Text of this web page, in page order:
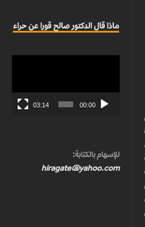
ماذا قال الدكتور صالح قورا عن حراء
00:00
03:14
للإسهام بالكتابة:
hiragate@yahoo.com